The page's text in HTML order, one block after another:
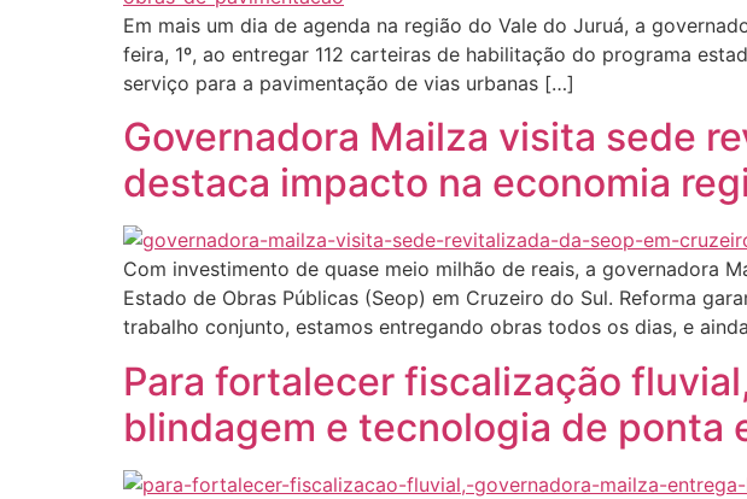
Em mais um dia de agenda na região do Vale do Juruá, a
feira, 1º, ao entregar 112 carteiras de habilitação do programa
serviço para a pavimentação de vias urbanas […]
Governadora Mailza visita sede
destaca impacto na economia
Com investimento de quase meio milhão de reais, a governadora
Estado de Obras Públicas (Seop) em Cruzeiro do Sul. Reforma
trabalho conjunto, estamos entregando obras todos os dias, e
Para fortalecer fiscalização
blindagem e tecnologia de ponta